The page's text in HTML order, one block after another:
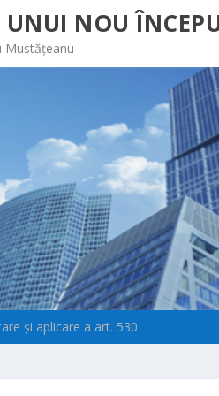
UNUI NOU
Mustățeanu
şi aplicare a art. 530